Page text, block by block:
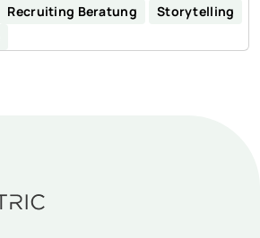
Recruiting Beratung
Storytelling